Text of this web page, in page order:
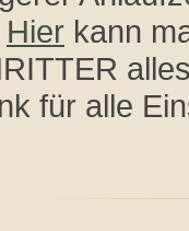
Hier kann
für alle